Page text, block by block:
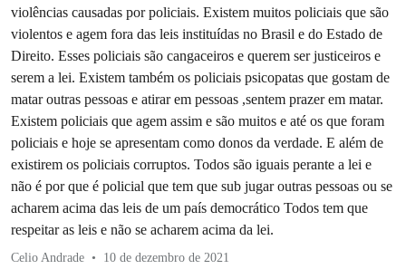
violências causadas por policiais. Existem muitos policiais que são
violentos e agem fora das leis instituídas no Brasil e do Estado de
Direito. Esses policiais são cangaceiros e querem ser justiceiros e
serem a lei. Existem também os policiais psicopatas que gostam de
matar outras pessoas e atirar em pessoas ,sentem prazer em matar.
Existem policiais que agem assim e são muitos e até os que foram
policiais e hoje se apresentam como donos da verdade. E além de
existirem os policiais corruptos. Todos são iguais perante a lei e
não é por que é policial que tem que sub jugar outras pessoas ou se
acharem acima das leis de um país democrático Todos tem que
respeitar as leis e não se acharem acima da lei.
Celio Andrade 10 de dezembro de 2021